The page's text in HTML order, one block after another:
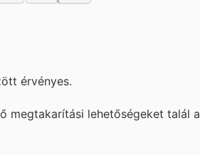
érvényes.
megtakarítási lehetőségeket talál a